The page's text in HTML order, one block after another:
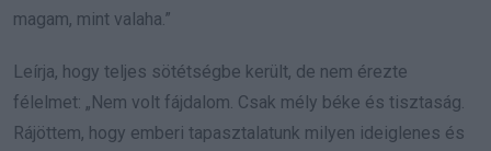
magam, mint valaha.”
Leírja, hogy teljes sötétségbe került, de nem érezte
félelmet: „Nem volt fájdalom. Csak mély béke és tisztaság.
Rájöttem, hogy emberi tapasztalatunk milyen ideiglenes és